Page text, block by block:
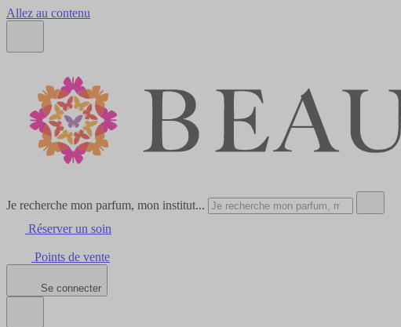
Allez au contenu
Je recherche mon parfum, mon institut...
Réserver un soin
Points de vente
Se connecter